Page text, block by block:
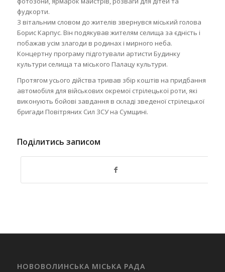
фудкорти.
З вітальним словом до жителів звернувся міський голова
Борис Карпус. Він подякував жителям селища за єдність і
побажав усім злагоди в родинах і мирного неба.
Концертну програму підготували артисти Будинку
культури селища та міського Палацу культури.
Протягом усього дійства тривав збір коштів на придбання
автомобіля для військових окремої стрілецької роти, які
виконують бойові завдання в складі зведеної стрілецької
бригади Повітряних Сил ЗСУ на Сумщині.
Поділитись записом
НОВОВОЛИНСЬКА МІСЬКА РАДА